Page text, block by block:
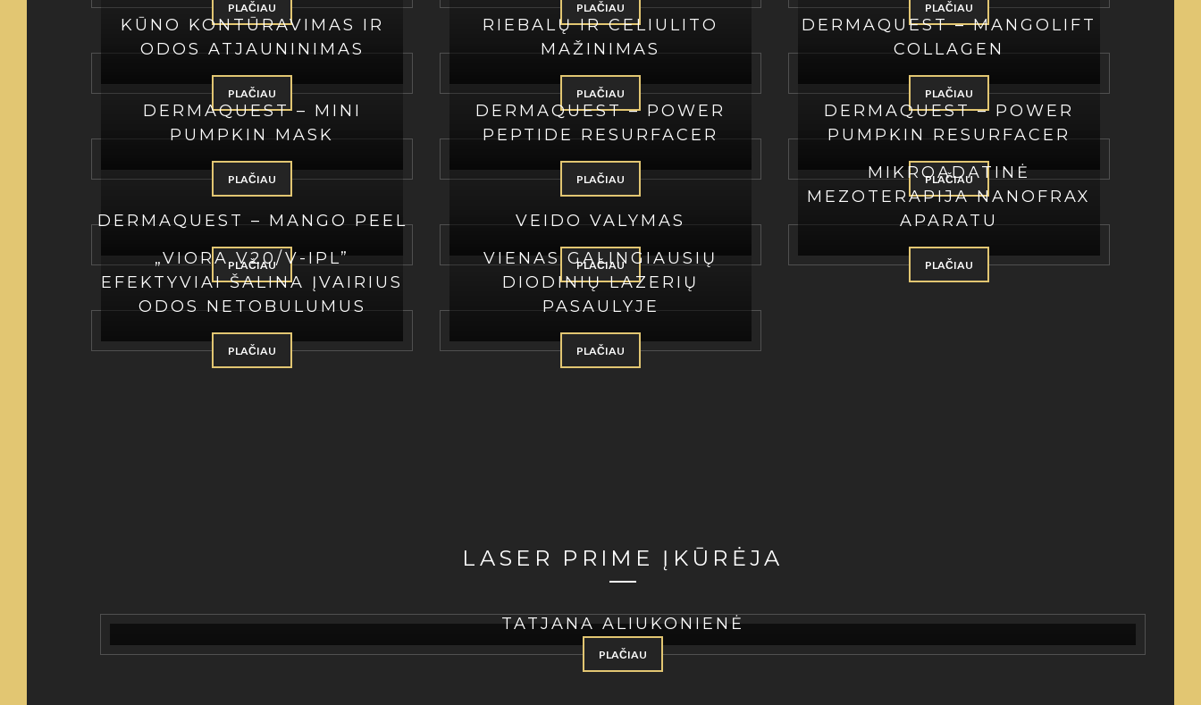
PLAČIAU PLAČIAU PLAČIAU
KŪNO KONTŪRAVIMAS IR
ODOS ATJAUNINIMAS
PLAČIAU
RIEBALŲ IR CELIULITO
MAŽINIMAS
PLAČIAU
DERMAQUEST – MANGOLIFT
COLLAGEN
PLAČIAU
DERMAQUEST – MINI
PUMPKIN MASK
PLAČIAU
DERMAQUEST – POWER
PEPTIDE RESURFACER
PLAČIAU
DERMAQUEST – POWER
PUMPKIN RESURFACER
PLAČIAU
DERMAQUEST – MANGO PEEL
PLAČIAU
VEIDO VALYMAS
PLAČIAU
MIKROADATINĖ
MEZOTERAPIJA NANOFRAX
APARATU
PLAČIAU
„VIORA V20/V-IPL”
EFEKTYVIAI ŠALINA ĮVAIRIUS
ODOS NETOBULUMUS
PLAČIAU
VIENAS GALINGIAUSIŲ
DIODINIŲ LAZERIŲ
PASAULYJE
PLAČIAU
LASER PRIME ĮKŪRĖJA
TATJANA ALIUKONIENĖ
PLAČIAU